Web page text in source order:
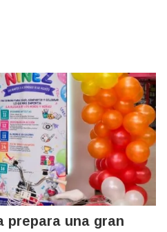
prepara una gran